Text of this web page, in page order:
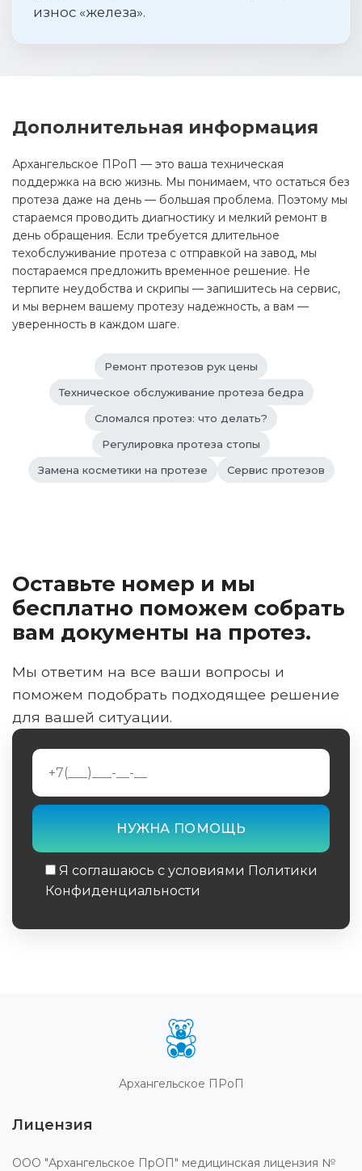
износ «железа».
Дополнительная информация
Архангельское ПРоП — это ваша техническая
поддержка на всю жизнь. Мы понимаем, что остаться без
протеза даже на день — большая проблема. Поэтому мы
стараемся проводить диагностику и мелкий ремонт в
день обращения. Если требуется длительное
техобслуживание протеза с отправкой на завод, мы
постараемся предложить временное решение. Не
терпите неудобства и скрипы — запишитесь на сервис,
и мы вернем вашему протезу надежность, а вам —
уверенность в каждом шаге.
Ремонт протезов рук цены
Техническое обслуживание протеза бедра
Сломался протез: что делать?
Регулировка протеза стопы
Замена косметики на протезе
Сервис протезов
Оставьте номер и мы
бесплатно поможем собрать
вам документы на протез.
Мы ответим на все ваши вопросы и
поможем подобрать подходящее решение
для вашей ситуации.
Я соглашаюсь с условиями Политики
Конфиденциальности
Архангельское ПРоП
Лицензия
ООО "Архангельское ПрОП" медицинская лицензия №